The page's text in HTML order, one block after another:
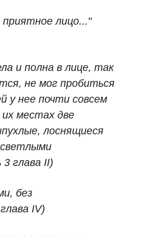
лицо..."
и полна в лице, так
не мог пробиться
у нее почти совсем
местах две
лоснящиеся
3 глава II)
без
IV)